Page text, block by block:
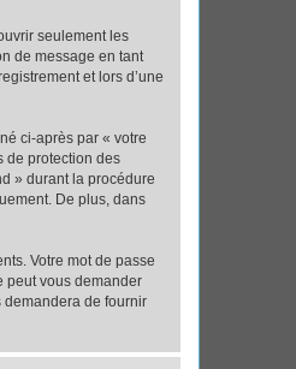
seulement les
de message en tant
et lors d’une
ci-après par « votre
de protection des
» durant la procédure
De plus, dans
Votre mot de passe
peut vous demander
demandera de fournir